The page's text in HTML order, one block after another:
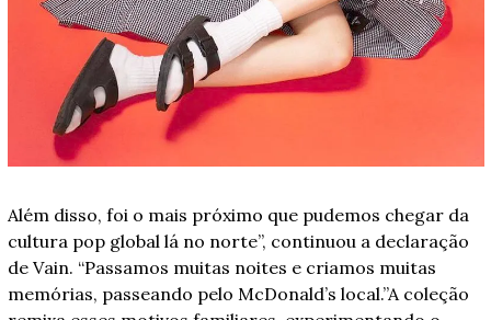
Além disso, foi o mais próximo que pudemos chegar da
cultura pop global lá no norte”, continuou a declaração
de Vain. “Passamos muitas noites e criamos muitas
memórias, passeando pelo McDonald’s local.”A coleção